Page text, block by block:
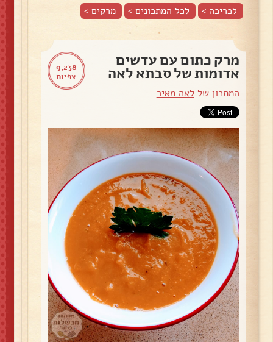
לכריכה > לכל המתכונים > מרקים>
9,238
צפיות
מרק כתום עם עדשים
אדומות של סבתא לאה
המתכון של לאה מאיר